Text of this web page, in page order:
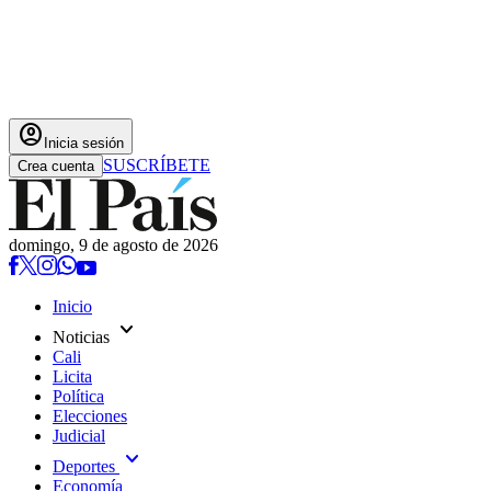
account_circle Inicia sesión
Crea cuenta SUSCRÍBETE
domingo, 9 de agosto de 2026
Inicio
Noticias expand_more
Cali
Licita
Política
Elecciones
Judicial
Deportes expand_more
Economía